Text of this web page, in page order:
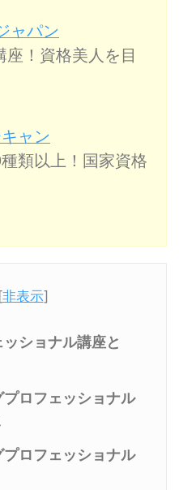
ャパン
座！資格美人を目
ャン
類以上！国家資格
[非表示]
ショナル講座と
ロフェッショナル
ロフェッショナル